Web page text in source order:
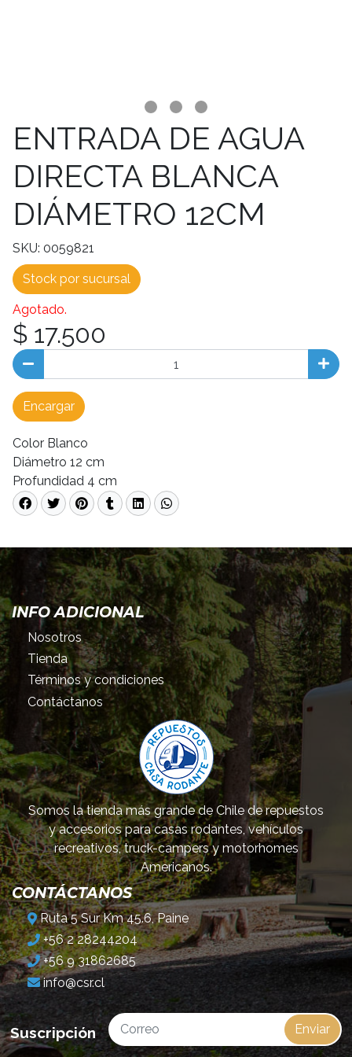
ENTRADA DE AGUA
DIRECTA BLANCA
DIÁMETRO 12CM
SKU: 0059821
Stock por sucursal
Agotado.
$ 17.500
Encargar
Color Blanco
Diámetro 12 cm
Profundidad 4 cm
INFO ADICIONAL
Nosotros
Tienda
Términos y condiciones
Contáctanos
Somos la tienda más grande de Chile de repuestos
y accesorios para casas rodantes, vehículos
recreativos, truck-campers y motorhomes
Americanos.
CONTÁCTANOS
Ruta 5 Sur Km 45.6, Paine
+56 2 28244204
+56 9 31862685
info@csr.cl
Suscripción Enviar